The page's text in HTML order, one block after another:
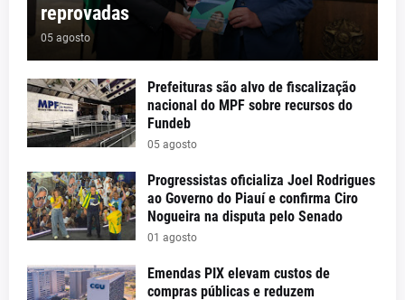
reprovadas
05 agosto
Prefeituras são alvo de fiscalização
nacional do MPF sobre recursos do
Fundeb
05 agosto
Progressistas oficializa Joel Rodrigues
ao Governo do Piauí e confirma Ciro
Nogueira na disputa pelo Senado
01 agosto
Emendas PIX elevam custos de
compras públicas e reduzem